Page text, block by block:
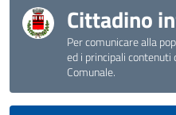
Cittadino
Per comunicare alla
ed i principali contenuti
Comunale.